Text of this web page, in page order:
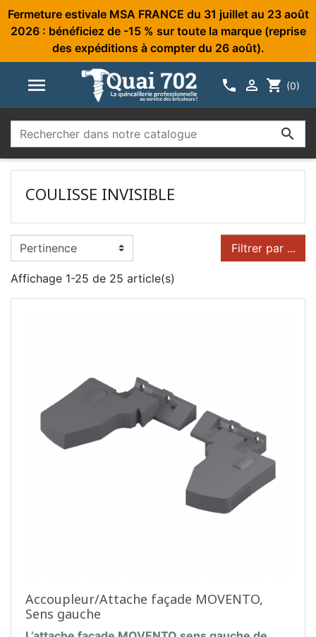
Fermeture estivale MSA FRANCE du 31 juillet au 23 août
2026 : bénéficiez de -15 % sur toute la marque (reprise
des expéditions à compter du 26 août).
   shopping_cart (0)

COULISSE INVISIBLE
Filtrer par ...
Affichage 1-25 de 25 article(s)
Accoupleur/Attache façade MOVENTO,
Sens gauche